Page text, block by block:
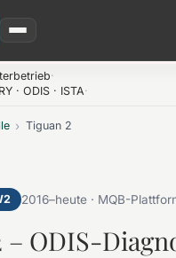
·
· ODIS · ISTA·
› Tiguan 2
2016–heute · MQB-
– ODIS-